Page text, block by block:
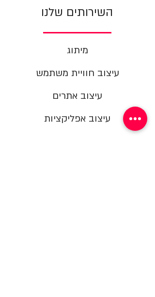
השירותים שלנו
מיתוג
עיצוב חוויית משתמש
עיצוב אתרים
עיצוב אפליקציות